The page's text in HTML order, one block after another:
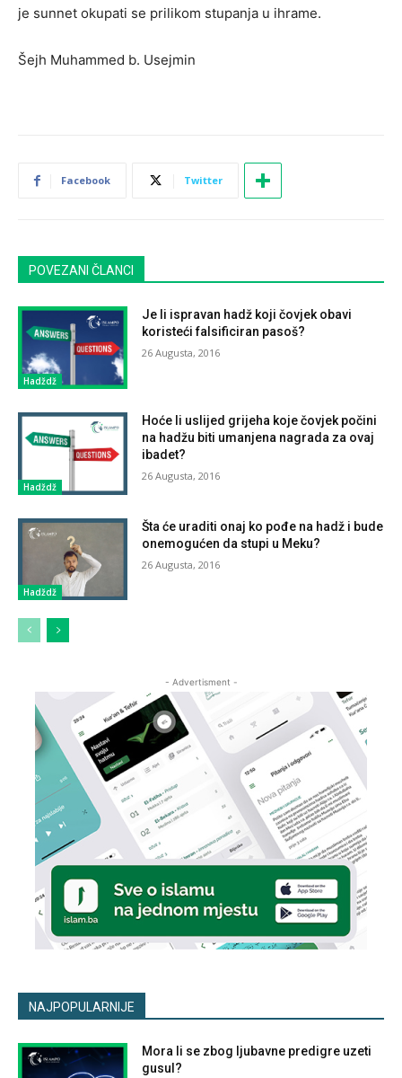
je sunnet okupati se prilikom stupanja u ihrame.
Šejh Muhammed b. Usejmin
Facebook Twitter
POVEZANI ČLANCI
Hadždž
Je li ispravan hadž koji čovjek obavi
koristeći falsificiran pasoš?
26 Augusta, 2016
Hadždž
Hoće li uslijed grijeha koje čovjek počini
na hadžu biti umanjena nagrada za ovaj
ibadet?
26 Augusta, 2016
Hadždž
Šta će uraditi onaj ko pođe na hadž i bude
onemogućen da stupi u Meku?
26 Augusta, 2016
- Advertisment -
NAJPOPULARNIJE
Mora li se zbog ljubavne predigre uzeti
gusul?